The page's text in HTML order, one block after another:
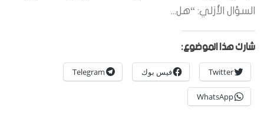
السؤال الأزلي: “هل...
شارك هذا الموضوع:
Twitter فيس بوك Telegram
WhatsApp